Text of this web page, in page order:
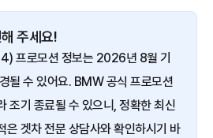
주세요!
프로모션 정보는 2026년 8월 기
될 수 있어요. BMW 공식 프로모션
조기 종료될 수 있으니, 정확한 최신
은 겟차 전문 상담사와 확인하시기 바